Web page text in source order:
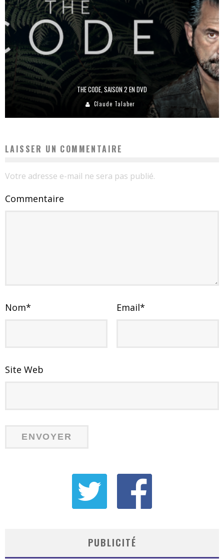
THE CODE, SAISON 2 EN DVD
Claude Talaber
LAISSER UN COMMENTAIRE
Votre adresse e-mail ne sera pas publié.
Commentaire
Nom* Email*
Site Web
PUBLICITÉ